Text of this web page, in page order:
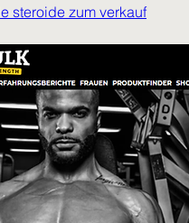
steroide zum verkauf